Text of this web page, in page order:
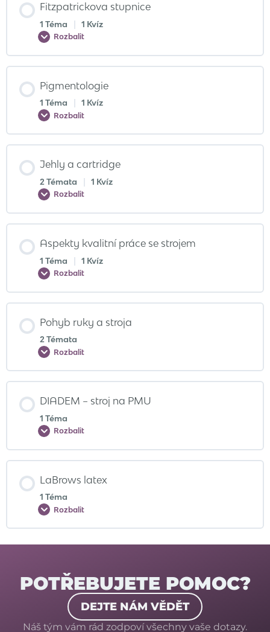
Fitzpatrickova stupnice
1 Téma 1 Kvíz
Rozbalit
Pigmentologie
1 Téma 1 Kvíz
Rozbalit
Jehly a cartridge
2 Témata 1 Kvíz
Rozbalit
Aspekty kvalitní práce se strojem
1 Téma | 1 Kvíz
Rozbalit
Pohyb ruky a stroja
2 Témata
Rozbalit
DIADEM – stroj na PMU
1 Téma
Rozbalit
LaBrows latex
1 Téma
Rozbalit
POTŘEBUJETE POMOC?
DEJTE NÁM VĚDĚT
Náš tým vám rád zodpoví všechny vaše dotazy.